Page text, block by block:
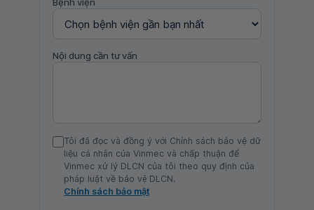
Nội dung cần tư vấn
Tôi đã đọc và đồng ý với Chính sách bảo vệ dữ
liệu cá nhân của Vinmec và chấp thuận để
Vinmec xử lý DLCN của tôi theo quy định của
pháp luật về bảo vệ DLCN.
Chính sách bảo mật